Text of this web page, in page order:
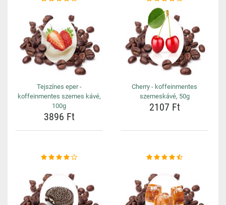
Tejszínes eper -
koffeinmentes szemes kávé,
100g
3896 Ft
Cherry - koffeinmentes
szemeskávé, 50g
2107 Ft